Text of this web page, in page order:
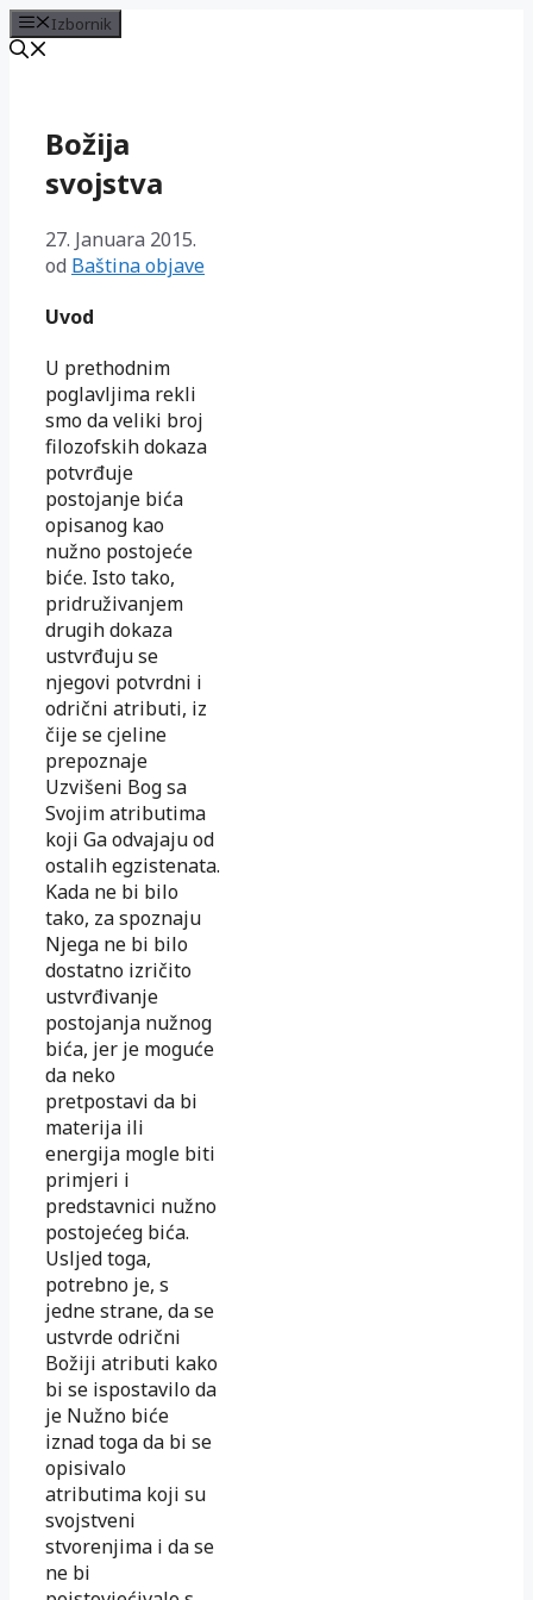
Izbornik
sadržajBožija
svojstva
27. Januara 2015.
od Baština objave
Uvod
U prethodnim
poglavljima rekli
smo da veliki broj
filozofskih dokaza
potvrđuje
postojanje bića
opisanog kao
nužno postojeće
biće. Isto tako,
pridruživanjem
drugih dokaza
ustvrđuju se
njegovi potvrdni i
odrični atributi, iz
čije se cjeline
prepoznaje
Uzvišeni Bog sa
Svojim atributima
koji Ga odvajaju od
ostalih egzistenata.
Kada ne bi bilo
tako, za spoznaju
Njega ne bi bilo
dostatno izričito
ustvrđivanje
postojanja nužnog
bića, jer je moguće
da neko
pretpostavi da bi
materija ili
energija mogle biti
primjeri i
predstavnici nužno
postojećeg bića.
Usljed toga,
potrebno je, s
jedne strane, da se
ustvrde odrični
Božiji atributi kako
bi se ispostavilo da
je Nužno biće
iznad toga da bi se
opisivalo
atributima koji su
svojstveni
stvorenjima i da se
ne bi